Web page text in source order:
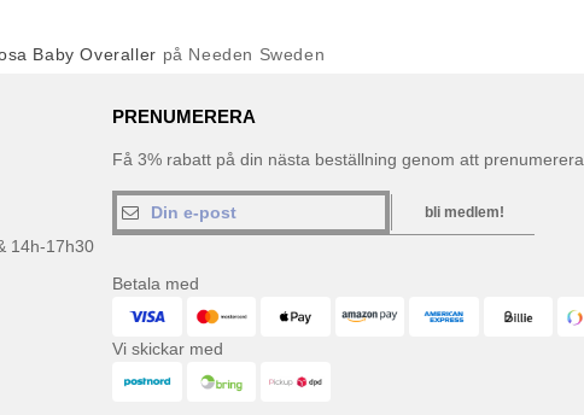
Baby Overaller på Needen Sweden
14h-17h30
PRENUMERERA
Få 3% rabatt på din nästa beställning genom att prenumerera
bli medlem!
Betala med
Vi skickar med